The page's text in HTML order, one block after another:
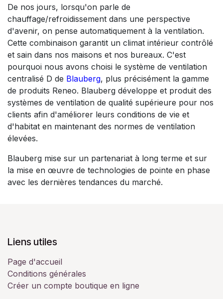
De nos jours, lorsqu'on parle de
chauffage/refroidissement dans une perspective
d'avenir, on pense automatiquement à la ventilation.
Cette combinaison garantit un climat intérieur contrôlé
et sain dans nos maisons et nos bureaux. C'est
pourquoi nous avons choisi le système de ventilation
centralisé D de Blauberg, plus précisément la gamme
de produits Reneo. Blauberg développe et produit des
systèmes de ventilation de qualité supérieure pour nos
clients afin d'améliorer leurs conditions de vie et
d'habitat en maintenant des normes de ventilation
élevées.
Blauberg mise sur un partenariat à long terme et sur
la mise en œuvre de technologies de pointe en phase
avec les dernières tendances du marché.​
Liens utiles
Page d'accueil
Conditions générales
Créer un compte boutique en ligne